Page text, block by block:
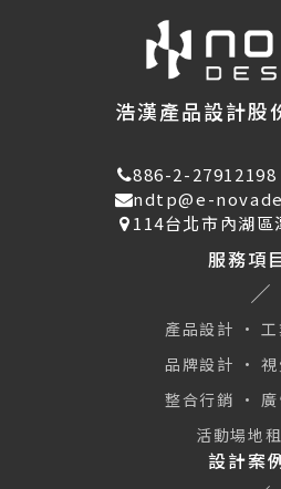
浩漢產品設計股
886-2-27912198
ndtp@e-
114台北市內湖區
服務項
產品設計 · 工
品牌設計 · 視
整合行銷 · 廣
活動場地
設計案